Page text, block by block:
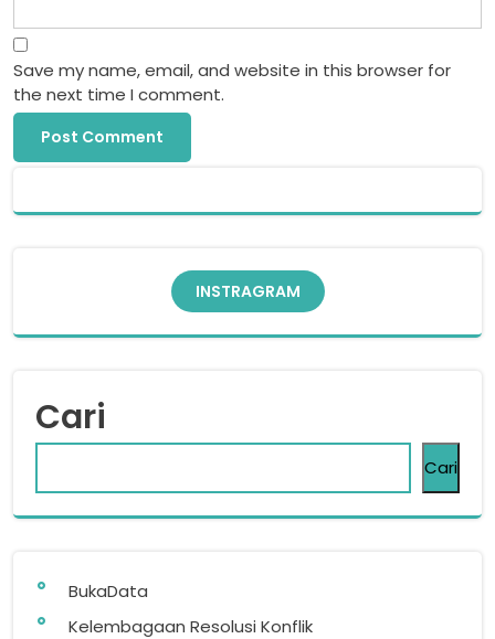
Save my name, email, and website in this browser for
the next time I comment.
INSTRAGRAM
Cari
Cari
BukaData
Kelembagaan Resolusi Konflik